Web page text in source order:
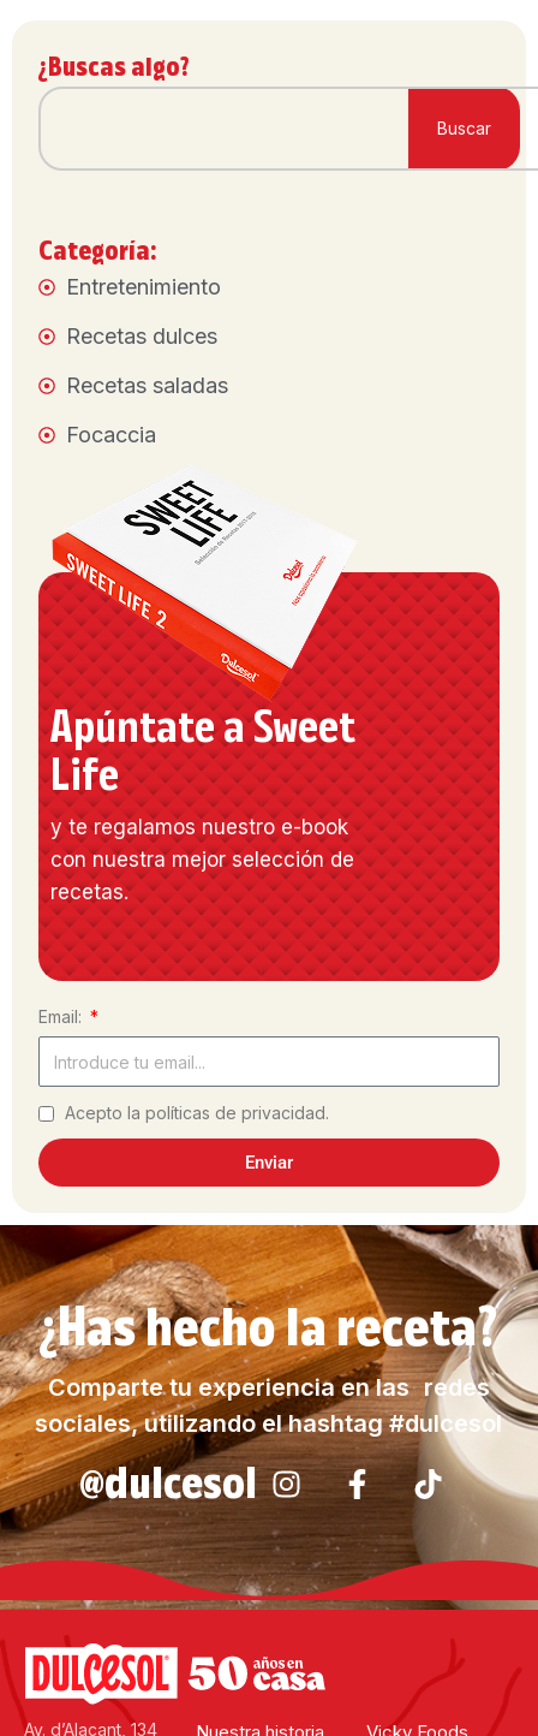
¿Buscas algo?
Buscar
Categoría:
Entretenimiento
Recetas dulces
Recetas saladas
Focaccia
Apúntate a Sweet
Life
y te regalamos nuestro e-book
con nuestra mejor selección de
recetas.
Email:
Acepto la políticas de privacidad.
Enviar
¿Has hecho la receta?
Comparte tu experiencia en las redes
sociales, utilizando el hashtag #dulcesol
@dulcesol
Av. d’Alacant, 134